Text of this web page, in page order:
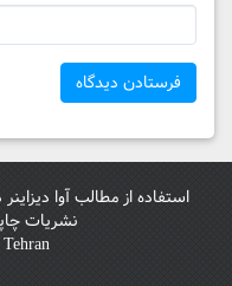
استفاده از مطالب آوا
نشریات